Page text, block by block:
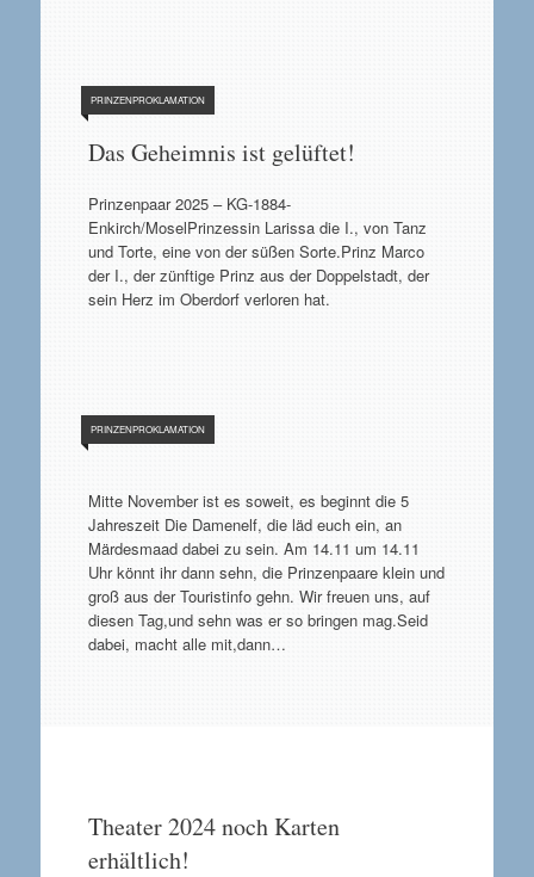
PRINZENPROKLAMATION
Das Geheimnis ist gelüftet!
Prinzenpaar 2025 – KG-1884-
Enkirch/MoselPrinzessin Larissa die I., von Tanz
und Torte, eine von der süßen Sorte.Prinz Marco
der I., der zünftige Prinz aus der Doppelstadt, der
sein Herz im Oberdorf verloren hat.
PRINZENPROKLAMATION
Mitte November ist es soweit, es beginnt die 5
Jahreszeit Die Damenelf, die läd euch ein, an
Märdesmaad dabei zu sein. Am 14.11 um 14.11
Uhr könnt ihr dann sehn, die Prinzenpaare klein und
groß aus der Touristinfo gehn. Wir freuen uns, auf
diesen Tag,und sehn was er so bringen mag.Seid
dabei, macht alle mit,dann…
Theater 2024 noch Karten
erhältlich!